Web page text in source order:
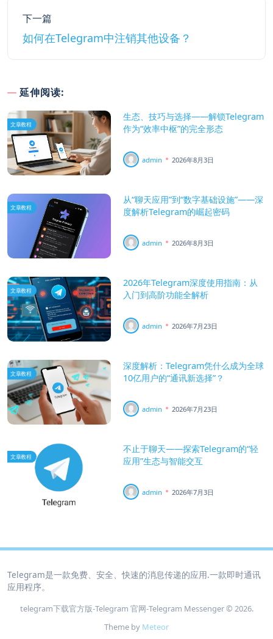
下一篇
如何在Telegram中注销其他设备？
延伸阅读:
文章教程
生态、技巧与选择——解锁Telegram
作为“效率中枢”的完全形态
admin 2026年8月3日
文章教程
从“聊天应用”到“数字基础设施”——深
度解析Telegram的崛起密码
admin 2026年8月3日
文章教程
2026年Telegram深度使用指南：从
入门到高阶功能全解析
admin 2026年7月23日
文章教程
深度解析：Telegram凭什么成为全球
10亿用户的“通讯新选择”？
admin 2026年7月23日
文章教程
不止于聊天——探索Telegram的“轻
应用”生态与智能交互
admin 2026年7月3日
Telegram是一款免费、安全、快速的消息传递的应用.一款即时通讯
应用程序。
telegram下载官方版-Telegram 官网‑Telegram Messenger © 2026.
Theme by Meteor